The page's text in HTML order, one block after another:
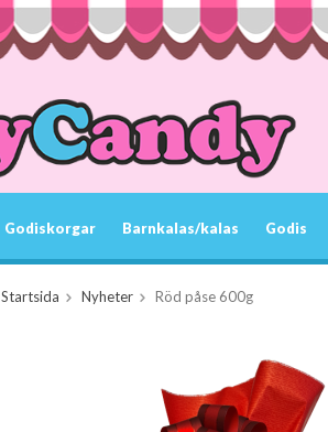
Godiskorgar Barnkalas/kalas Godis
Startsida Nyheter Röd påse 600g